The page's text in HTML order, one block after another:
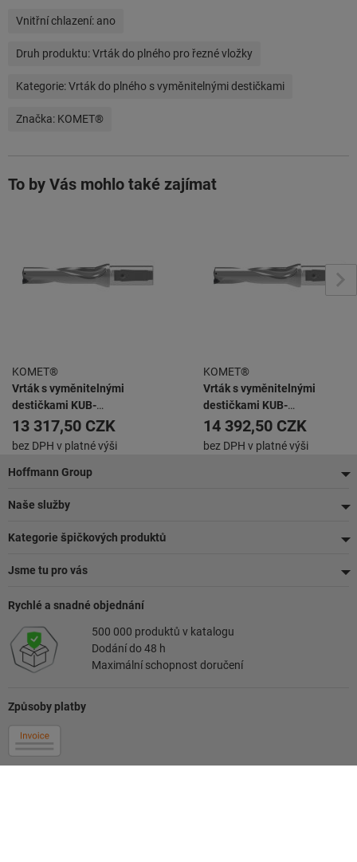
Vnitřní chlazení: ano
Druh produktu:Vrták do plného pro řezné vložky
Kategorie:Vrták do plného s vyměnitelnými destičkami
Značka: KOMET®
To by Vás mohlo také zajímat
KOMET®
Vrták s vyměnitelnými
destičkami KUB-
T.4D.240.R.04-K25 KUB
TRIGON -
13 317,50 CZK
bez DPH v platné výši
KOMET®
Vrták s vyměnitelnými
destičkami KUB-
T.4D.340.R.05-K32 KUB
TRIGON -
14 392,50 CZK
bez DPH v platné výši
Zápatí
Hoffmann Group
Naše služby
Kategorie špičkových produktů
Jsme tu pro vás
Způsoby platby
Rychlé a snadné objednání
500 000 produktů v katalogu
Dodání do 48 h
Maximální schopnost doručení